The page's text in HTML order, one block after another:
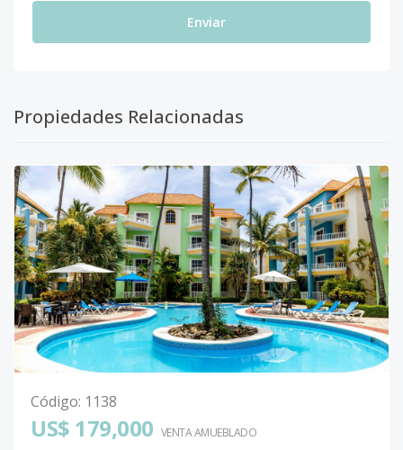
Enviar
Propiedades Relacionadas
Código: 1138
US$ 179,000 VENTA AMUEBLADO